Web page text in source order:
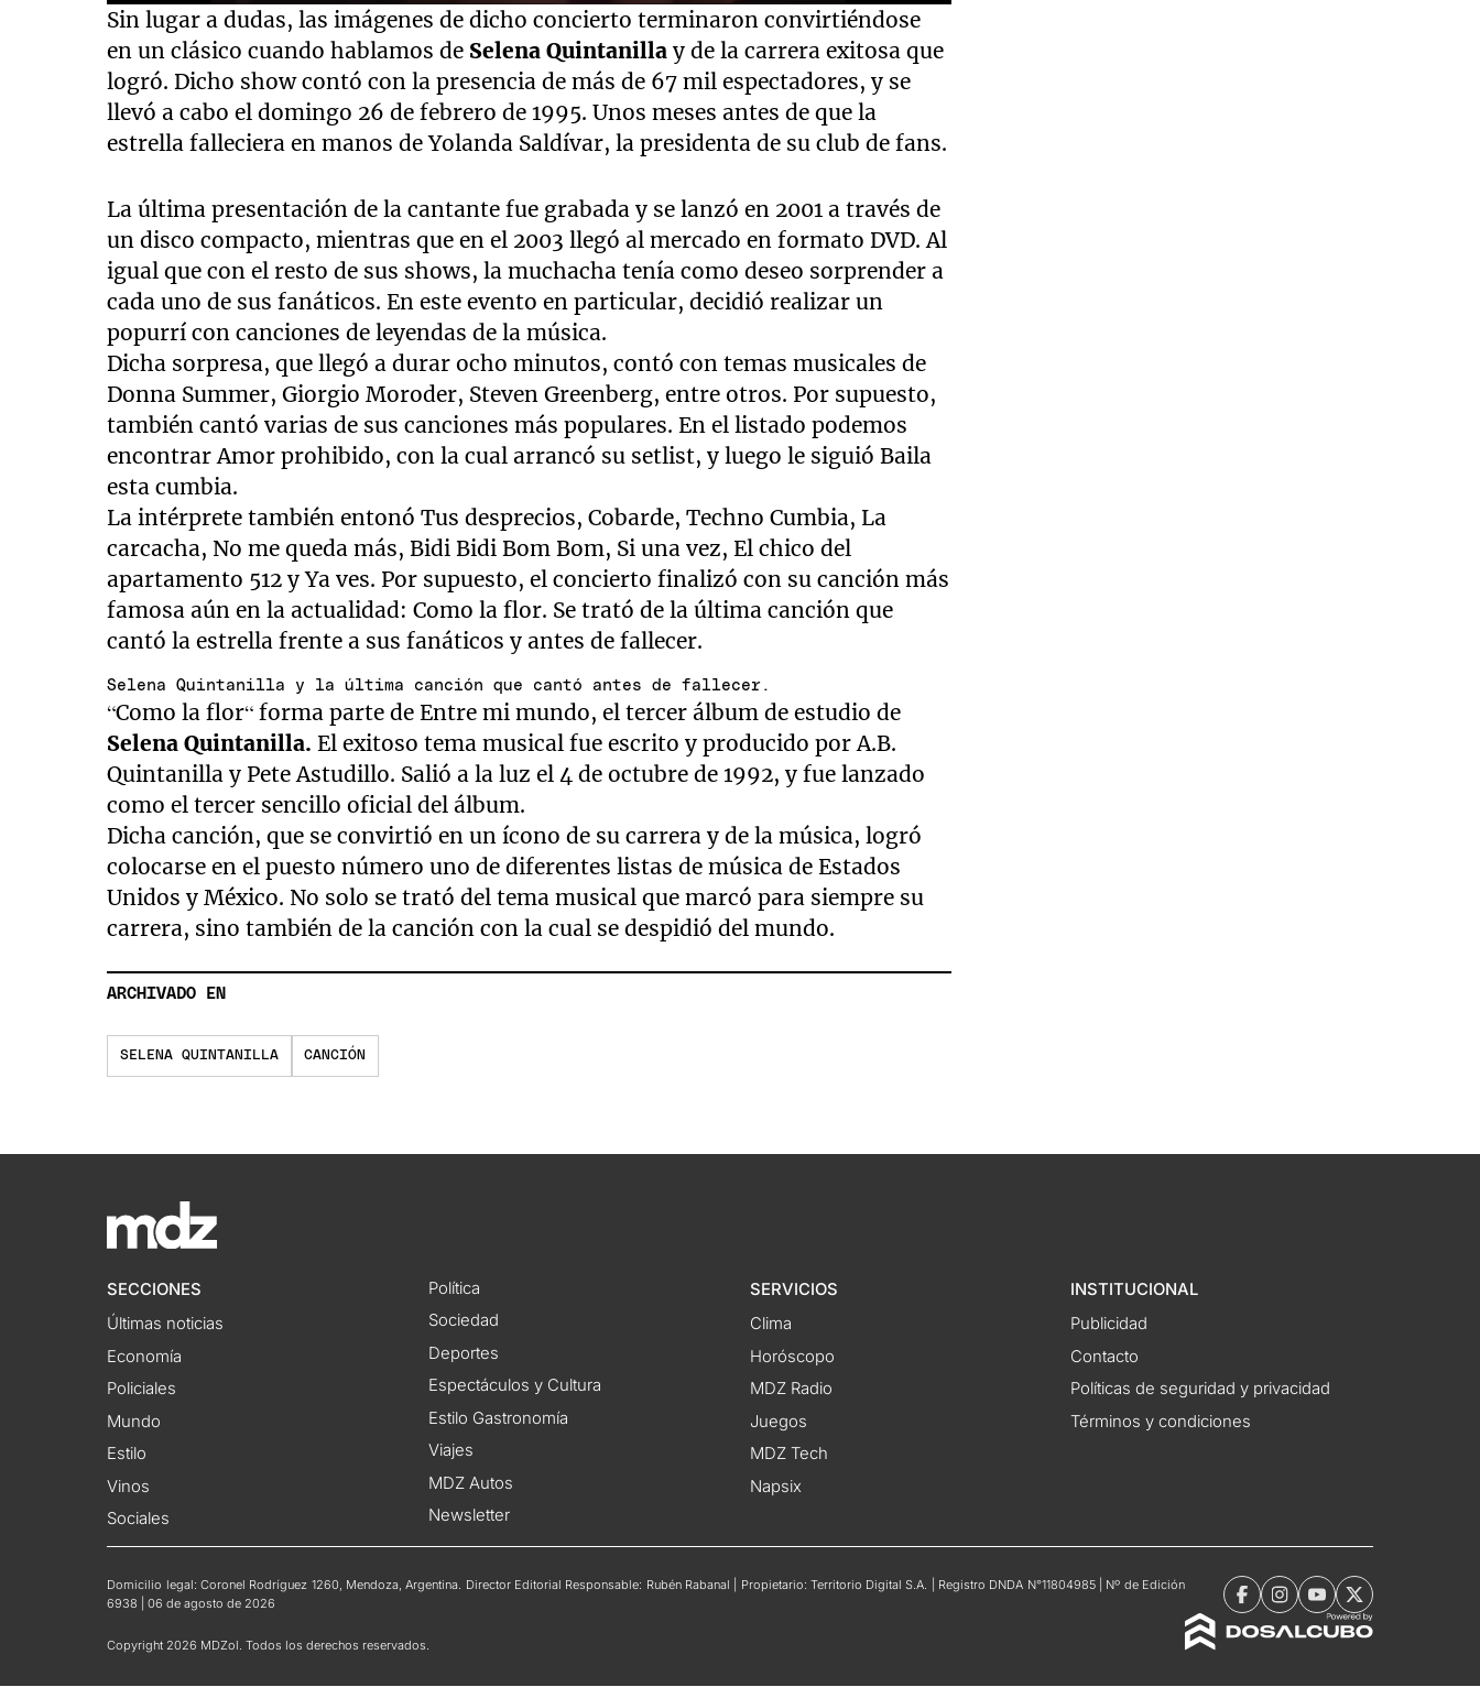
0
seconds
of
6
minutes,
27
secondsVolume
90%
Sin lugar a dudas, las imágenes de dicho concierto terminaron convirtiéndose
en un clásico cuando hablamos de Selena Quintanilla y de la carrera exitosa que
logró. Dicho show contó con la presencia de más de 67 mil espectadores, y se
llevó a cabo el domingo 26 de febrero de 1995. Unos meses antes de que la
estrella falleciera en manos de Yolanda Saldívar, la presidenta de su club de fans.
La última presentación de la cantante fue grabada y se lanzó en 2001 a través de
un disco compacto, mientras que en el 2003 llegó al mercado en formato DVD. Al
igual que con el resto de sus shows, la muchacha tenía como deseo sorprender a
cada uno de sus fanáticos. En este evento en particular, decidió realizar un
popurrí con canciones de leyendas de la música.
Dicha sorpresa, que llegó a durar ocho minutos, contó con temas musicales de
Donna Summer, Giorgio Moroder, Steven Greenberg, entre otros. Por supuesto,
también cantó varias de sus canciones más populares. En el listado podemos
encontrar Amor prohibido, con la cual arrancó su setlist, y luego le siguió Baila
esta cumbia.
La intérprete también entonó Tus desprecios, Cobarde, Techno Cumbia, La
carcacha, No me queda más, Bidi Bidi Bom Bom, Si una vez, El chico del
apartamento 512 y Ya ves. Por supuesto, el concierto finalizó con su canción más
famosa aún en la actualidad: Como la flor. Se trató de la última canción que
cantó la estrella frente a sus fanáticos y antes de fallecer.
Selena Quintanilla y la última canción que cantó antes de fallecer.
“Como la flor“ forma parte de Entre mi mundo, el tercer álbum de estudio de
Selena Quintanilla.El exitoso tema musical fue escrito y producido por A.B.
Quintanilla y Pete Astudillo. Salió a la luz el 4 de octubre de 1992, y fue lanzado
como el tercer sencillo oficial del álbum.
Dicha canción, que se convirtió en un ícono de su carrera y de la música, logró
colocarse en el puesto número uno de diferentes listas de música de Estados
Unidos y México. No solo se trató del tema musical que marcó para siempre su
carrera, sino también de la canción con la cual se despidió del mundo.
ARCHIVADO EN
SELENA QUINTANILLA CANCIÓN
SECCIONES
Últimas noticias
Economía
Policiales
Mundo
Estilo
Vinos
Sociales
Política
Sociedad
Deportes
Espectáculos y Cultura
Estilo Gastronomía
Viajes
MDZ Autos
Newsletter
SERVICIOS
Clima
Horóscopo
MDZ Radio
Juegos
MDZ Tech
Napsix
INSTITUCIONAL
Publicidad
Contacto
Políticas de seguridad y privacidad
Términos y condiciones
Domicilio legal: Coronel Rodríguez 1260, Mendoza, Argentina. Director Editorial Responsable: Rubén Rabanal | Propietario: Territorio Digital S.A. | Registro DNDA N°11804985 | Nº de Edición
6938 | 06 de agosto de 2026
Copyright 2026 MDZol. Todos los derechos reservados.